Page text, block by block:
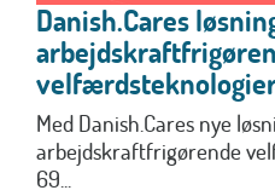
Danish.Cares
Med Danish.Cares nye
arbejdskraftfrigørende
69...